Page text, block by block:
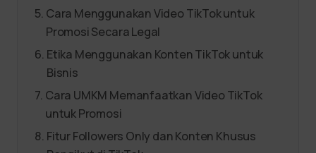
Cara Menggunakan Video TikTok untuk
Promosi Secara Legal
Etika Menggunakan Konten TikTok untuk
Bisnis
Cara UMKM Memanfaatkan Video TikTok
untuk Promosi
Fitur Followers Only dan Konten Khusus